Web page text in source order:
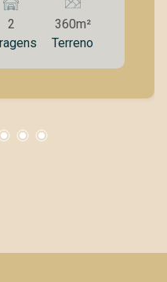
em um dos
seguros de São
das Colinas. Com
esta casa foi
para sua família.
suíte master com
2
360m²
Terreno